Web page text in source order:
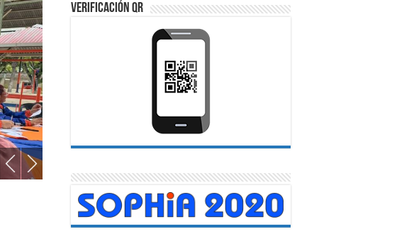
Homenajeados médicos carabobeños
durante acto central en Valencia
20 abril, 2026
En una emotiva ceremonia celebrada en el Teatro Municipal de
Valencia, más de 150 médicos del Sistema Público Nacional de...
VERIFICACIÓN QR